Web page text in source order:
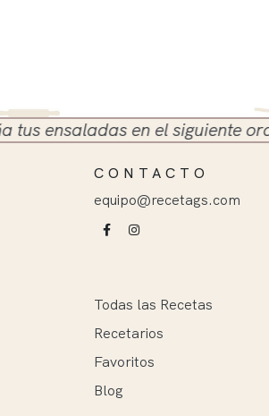
en el siguiente orden:
CONTACTO
equipo@recetags.com
Todas las Recetas
Recetarios
Favoritos
Blog